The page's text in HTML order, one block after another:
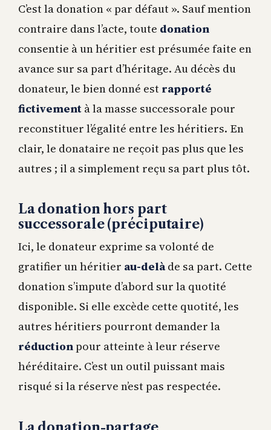
C’est la donation « par défaut ». Sauf mention
contraire dans l’acte, toute donation
consentie à un héritier est présumée faite en
avance sur sa part d’héritage. Au décès du
donateur, le bien donné est rapporté
fictivementà la masse successorale pour
reconstituer l’égalité entre les héritiers. En
clair, le donataire ne reçoit pas plus que les
autres ; il a simplement reçu sa part plus tôt.
La donation hors part
successorale (préciputaire)
Ici, le donateur exprime sa volonté de
gratifier un héritier au-delàde sa part. Cette
donation s’impute d’abord sur la quotité
disponible. Si elle excède cette quotité, les
autres héritiers pourront demander la
réductionpour atteinte à leur réserve
héréditaire. C’est un outil puissant mais
risqué si la réserve n’est pas respectée.